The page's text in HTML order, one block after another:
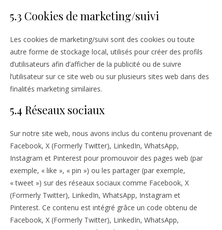
5.3 Cookies de marketing/suivi
Les cookies de marketing/suivi sont des cookies ou toute
autre forme de stockage local, utilisés pour créer des profils
d’utilisateurs afin d’afficher de la publicité ou de suivre
l’utilisateur sur ce site web ou sur plusieurs sites web dans des
finalités marketing similaires.
5.4 Réseaux sociaux
Sur notre site web, nous avons inclus du contenu provenant de
Facebook, X (Formerly Twitter), LinkedIn, WhatsApp,
Instagram et Pinterest pour promouvoir des pages web (par
exemple, « like », « pin ») ou les partager (par exemple,
« tweet ») sur des réseaux sociaux comme Facebook, X
(Formerly Twitter), LinkedIn, WhatsApp, Instagram et
Pinterest. Ce contenu est intégré grâce un code obtenu de
Facebook, X (Formerly Twitter), LinkedIn, WhatsApp,